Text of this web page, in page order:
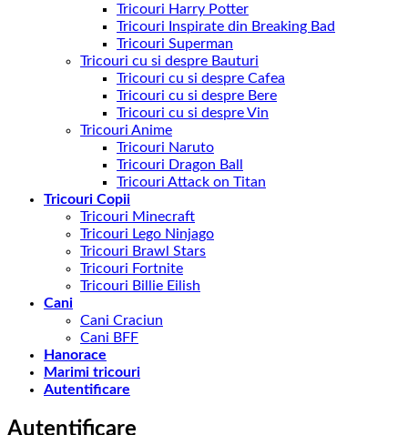
Tricouri Harry Potter
Tricouri Inspirate din Breaking Bad
Tricouri Superman
Tricouri cu si despre Bauturi
Tricouri cu si despre Cafea
Tricouri cu si despre Bere
Tricouri cu si despre Vin
Tricouri Anime
Tricouri Naruto
Tricouri Dragon Ball
Tricouri Attack on Titan
Tricouri Copii
Tricouri Minecraft
Tricouri Lego Ninjago
Tricouri Brawl Stars
Tricouri Fortnite
Tricouri Billie Eilish
Cani
Cani Craciun
Cani BFF
Hanorace
Marimi tricouri
Autentificare
Autentificare